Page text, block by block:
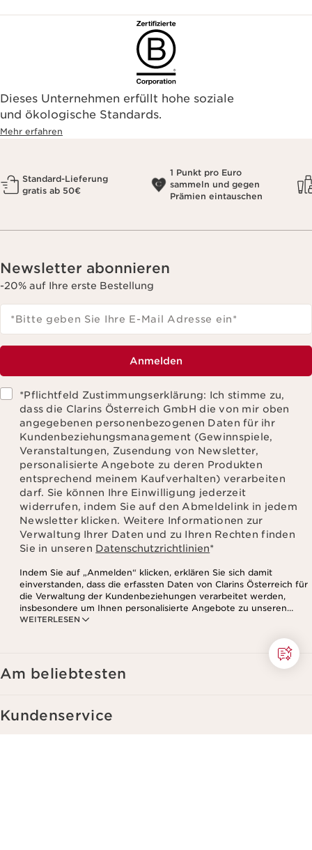
Dieses Unternehmen erfüllt hohe soziale
und ökologische Standards.
Mehr erfahren
Standard-Lieferung
gratis ab 50€
1 Punkt pro Euro
sammeln und gegen
Prämien eintauschen
Newsletter abonnieren
-20% auf Ihre erste Bestellung
*Bitte geben Sie Ihre E-Mail Adresse ein*
Anmelden
*Pflichtfeld Zustimmungserklärung: Ich stimme zu,
dass die Clarins Österreich GmbH die von mir oben
angegebenen personenbezogenen Daten für ihr
Kundenbeziehungsmanagement (Gewinnspiele,
Veranstaltungen, Zusendung von Newsletter,
personalisierte Angebote zu deren Produkten
entsprechend meinem Kaufverhalten) verarbeiten
darf. Sie können Ihre Einwilligung jederzeit
widerrufen, indem Sie auf den Abmeldelink in jedem
Newsletter klicken. Weitere Informationen zur
Verwaltung Ihrer Daten und zu Ihren Rechten finden
Sie in unseren Datenschutzrichtlinien*
WEITERLESEN
Indem Sie auf „Anmelden“ klicken, erklären Sie sich damit
einverstanden, dass die erfassten Daten von Clarins Österreich für
die Verwaltung der Kundenbeziehungen verarbeitet werden,
insbesondere um Ihnen personalisierte Angebote zu unseren
Produkten und Dienstleistungen entsprechend Ihrem
zuzusenden, auch durch Anzeige in sozialen Netzwerken und auf
Am beliebtesten
Kundenservice